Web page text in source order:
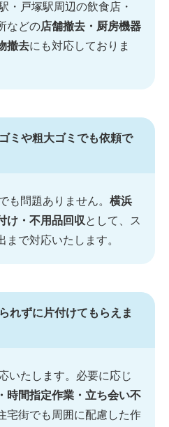
・戸塚駅周辺の飲食店・
などの店舗撤去・厨房機器
撤去にも対応しておりま
ミや粗大ゴミでも依頼で
も問題ありません。 横浜
け・不用品回収 として、ス
まで対応いたします。
れずに片付けてもらえま
いたします。必要に応じ
時間指定作業・立ち会い不
宅街でも周囲に配慮した作